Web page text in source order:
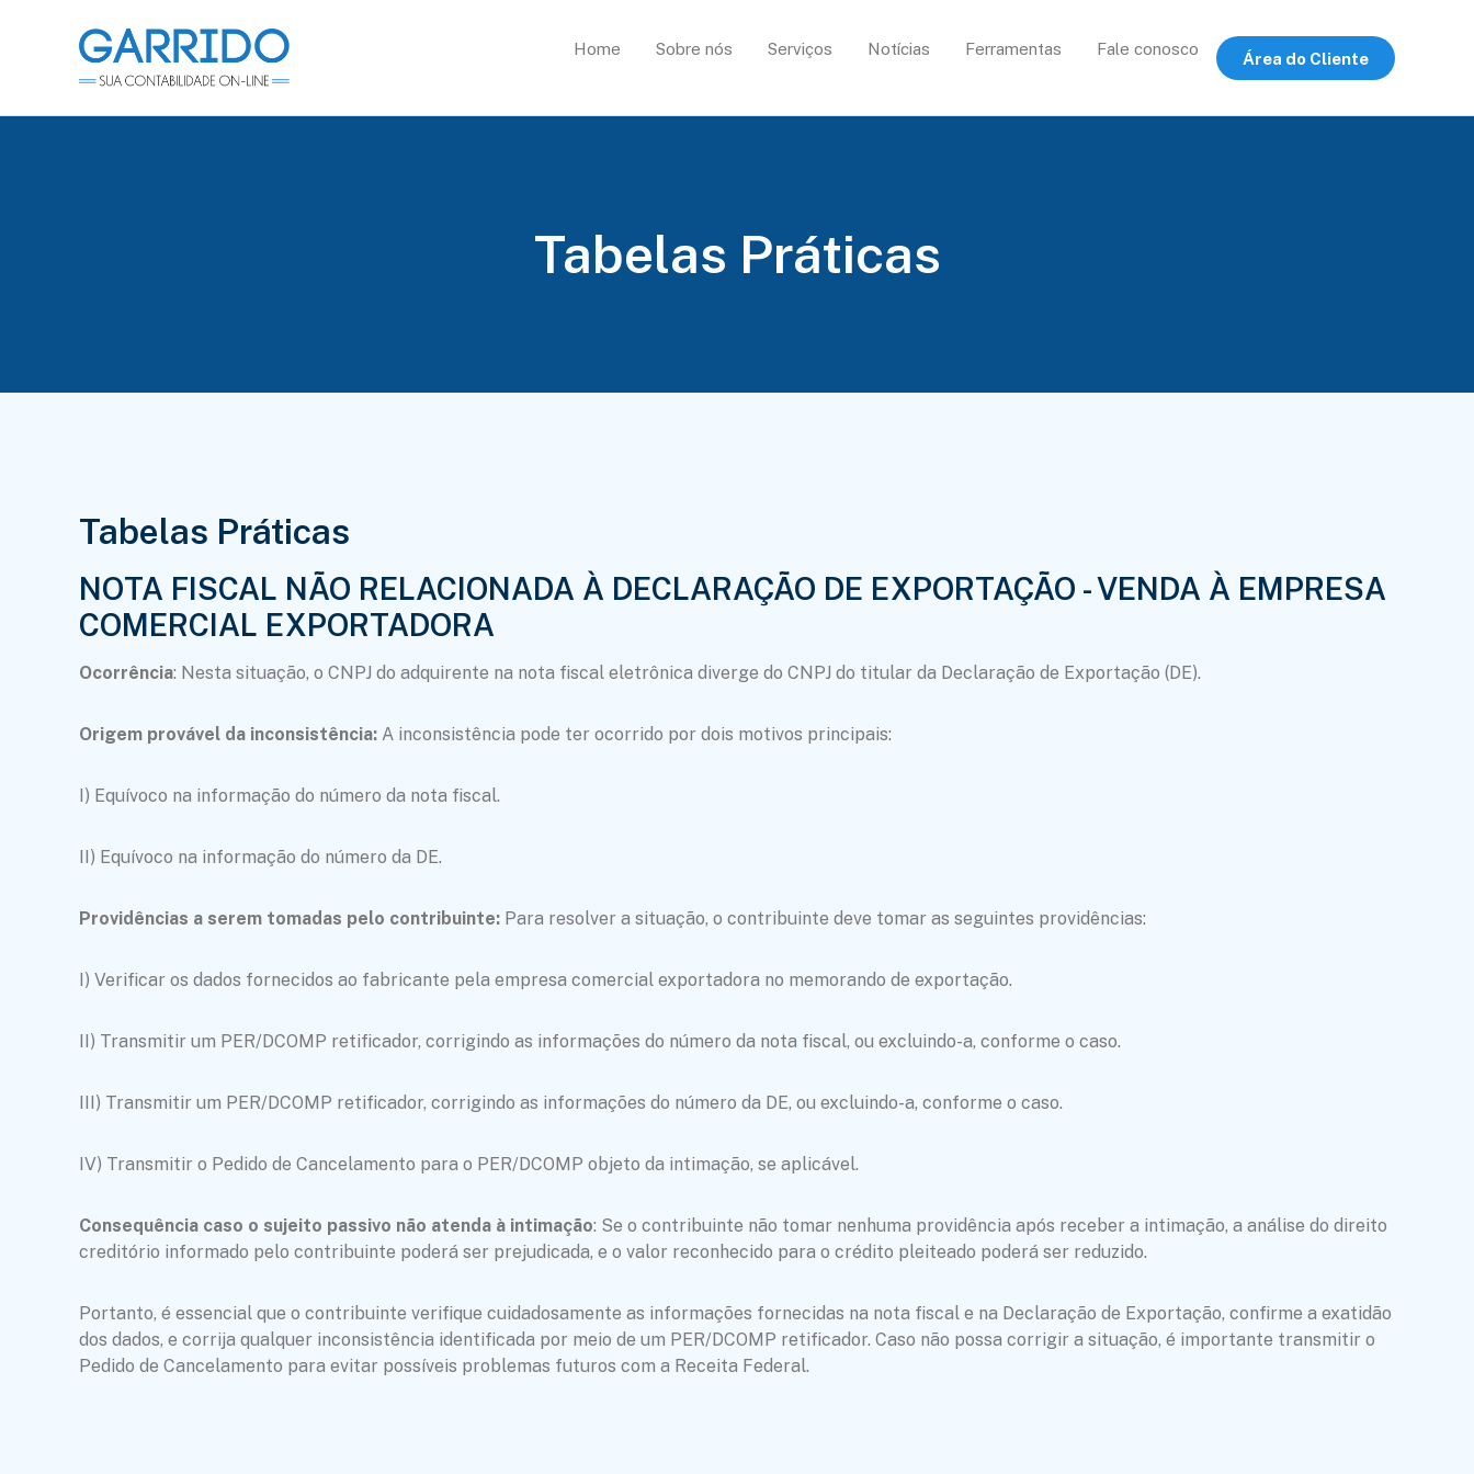
Home Sobre nós Serviços Notícias Ferramentas Fale conosco
Área do Cliente
Tabelas Práticas
Tabelas Práticas
NOTA FISCAL NÃO RELACIONADA À DECLARAÇÃO DE EXPORTAÇÃO - VENDA À EMPRESA
COMERCIAL EXPORTADORA
Ocorrência: Nesta situação, o CNPJ do adquirente na nota fiscal eletrônica diverge do CNPJ do titular da Declaração de Exportação (DE).
Origem provável da inconsistência: A inconsistência pode ter ocorrido por dois motivos principais:
I) Equívoco na informação do número da nota fiscal.
II) Equívoco na informação do número da DE.
Providências a serem tomadas pelo contribuinte: Para resolver a situação, o contribuinte deve tomar as seguintes providências:
I) Verificar os dados fornecidos ao fabricante pela empresa comercial exportadora no memorando de exportação.
II) Transmitir um PER/DCOMP retificador, corrigindo as informações do número da nota fiscal, ou excluindo-a, conforme o caso.
III) Transmitir um PER/DCOMP retificador, corrigindo as informações do número da DE, ou excluindo-a, conforme o caso.
IV) Transmitir o Pedido de Cancelamento para o PER/DCOMP objeto da intimação, se aplicável.
Consequência caso o sujeito passivo não atenda à intimação: Se o contribuinte não tomar nenhuma providência após receber a intimação, a análise do direito
creditório informado pelo contribuinte poderá ser prejudicada, e o valor reconhecido para o crédito pleiteado poderá ser reduzido.
Portanto, é essencial que o contribuinte verifique cuidadosamente as informações fornecidas na nota fiscal e na Declaração de Exportação, confirme a exatidão
dos dados, e corrija qualquer inconsistência identificada por meio de um PER/DCOMP retificador. Caso não possa corrigir a situação, é importante transmitir o
Pedido de Cancelamento para evitar possíveis problemas futuros com a Receita Federal.